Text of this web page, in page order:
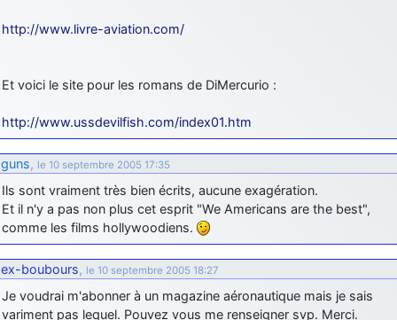
http://www.livre-aviation.com/
Et voici le site pour les romans de DiMercurio :
http://www.ussdevilfish.com/index01.htm
guns, le 10 septembre 2005 17:35
Ils sont vraiment très bien écrits, aucune exagération.
Et il n'y a pas non plus cet esprit "We Americans are the best",
comme les films hollywoodiens.
ex-boubours, le 10 septembre 2005 18:27
Je voudrai m'abonner à un magazine aéronautique mais je sais
variment pas lequel. Pouvez vous me renseigner svp. Merci.